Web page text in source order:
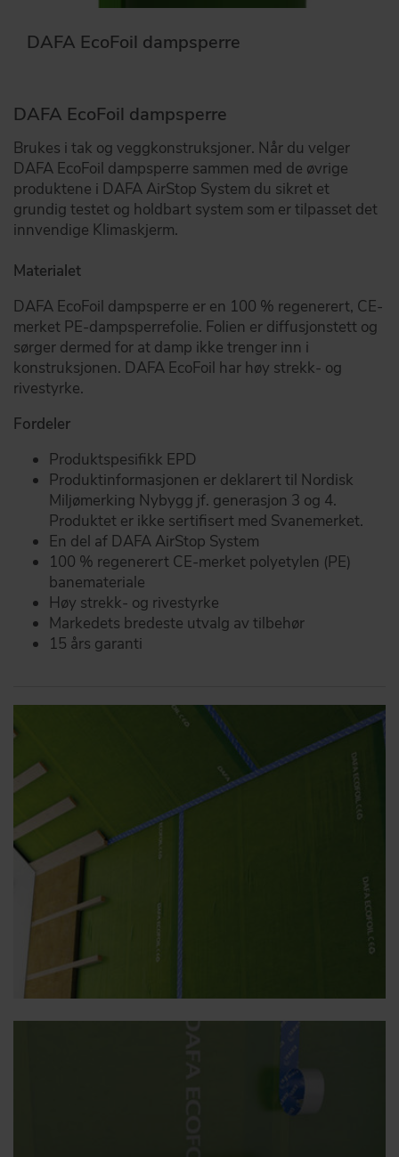
DAFA EcoFoil dampsperre
DAFA EcoFoil dampsperre
Brukes i tak og veggkonstruksjoner. Når du velger
DAFA EcoFoil dampsperre sammen med de øvrige
produktene i DAFA AirStop System du sikret et
grundig testet og holdbart system som er tilpasset det
innvendige Klimaskjerm.
Materialet
DAFA EcoFoil dampsperre er en 100 % regenerert, CE-
merket PE-dampsperrefolie. Folien er diffusjonstett og
sørger dermed for at damp ikke trenger inn i
konstruksjonen. DAFA EcoFoil har høy strekk- og
rivestyrke.
Fordeler
Produktspesifikk EPD
Produktinformasjonen er deklarert til Nordisk
Miljømerking Nybygg jf. generasjon 3 og 4.
Produktet er ikke sertifisert med Svanemerket.
En del af DAFA AirStop System
100 % regenerert CE-merket polyetylen (PE)
banemateriale
Høy strekk- og rivestyrke
Markedets bredeste utvalg av tilbehør
15 års garanti